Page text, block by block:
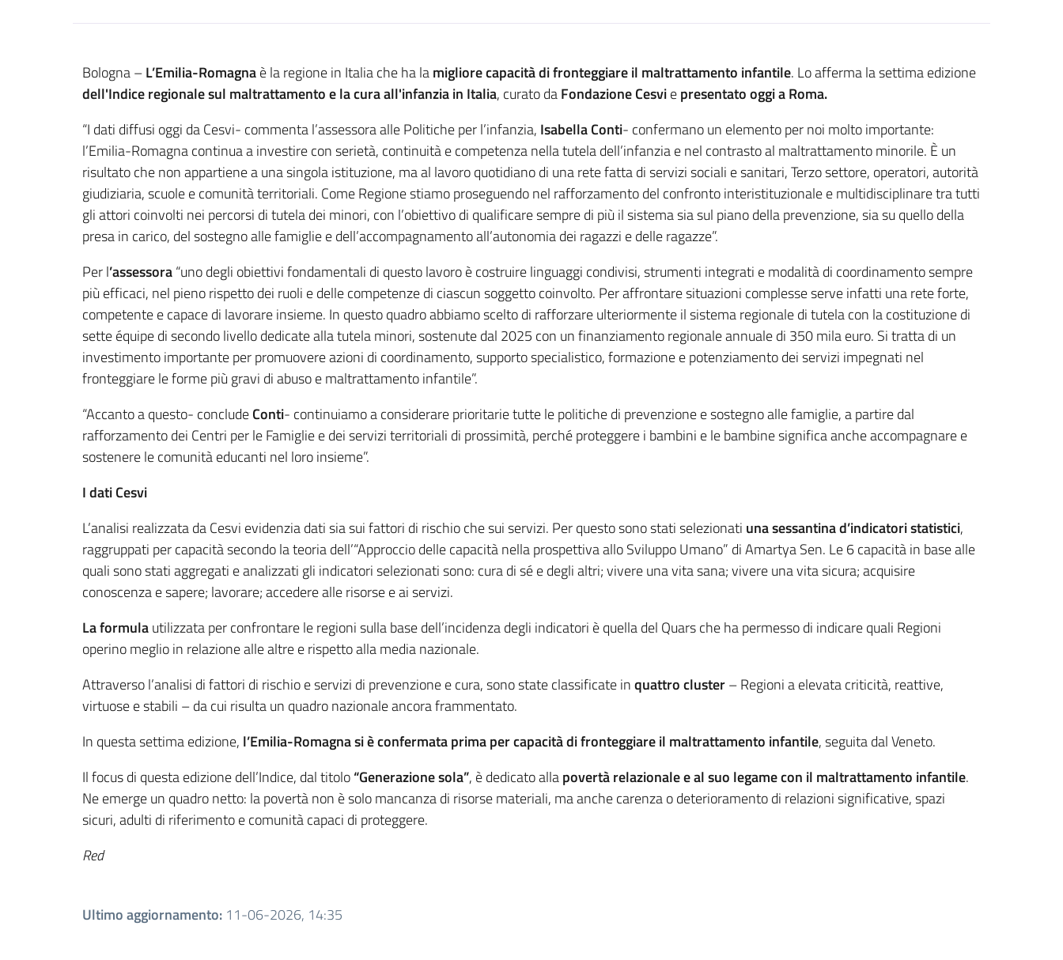
Contenuto
Bologna –L’Emilia-Romagnaè la regione in Italia che ha lamigliore capacità di fronteggiare il maltrattamento infantile. Lo afferma la settima edizione
dell'Indice regionale sul maltrattamento e la cura all'infanzia in Italia, curato daFondazione Cesviepresentato oggi a Roma.
“I dati diffusi oggi da Cesvi- commenta l’assessora alle Politiche per l’infanzia, Isabella Conti- confermano un elemento per noi molto importante:
l’Emilia-Romagna continua a investire con serietà, continuità e competenza nella tutela dell’infanzia e nel contrasto al maltrattamento minorile. È un
risultato che non appartiene a una singola istituzione, ma al lavoro quotidiano di una rete fatta di servizi sociali e sanitari, Terzo settore, operatori, autorità
giudiziaria, scuole e comunità territoriali. Come Regione stiamo proseguendo nel rafforzamento del confronto interistituzionale e multidisciplinare tra tutti
gli attori coinvolti nei percorsi di tutela dei minori, con l’obiettivo di qualificare sempre di più il sistema sia sul piano della prevenzione, sia su quello della
presa in carico, del sostegno alle famiglie e dell’accompagnamento all’autonomia dei ragazzi e delle ragazze”.
Per l’assessora“uno degli obiettivi fondamentali di questo lavoro è costruire linguaggi condivisi, strumenti integrati e modalità di coordinamento sempre
più efficaci, nel pieno rispetto dei ruoli e delle competenze di ciascun soggetto coinvolto. Per affrontare situazioni complesse serve infatti una rete forte,
competente e capace di lavorare insieme. In questo quadro abbiamo scelto di rafforzare ulteriormente il sistema regionale di tutela con la costituzione di
sette équipe di secondo livello dedicate alla tutela minori, sostenute dal 2025 con un finanziamento regionale annuale di 350 mila euro. Si tratta di un
investimento importante per promuovere azioni di coordinamento, supporto specialistico, formazione e potenziamento dei servizi impegnati nel
fronteggiare le forme più gravi di abuso e maltrattamento infantile”.
“Accanto a questo- concludeConti- continuiamo a considerare prioritarie tutte le politiche di prevenzione e sostegno alle famiglie, a partire dal
rafforzamento dei Centri per le Famiglie e dei servizi territoriali di prossimità, perché proteggere i bambini e le bambine significa anche accompagnare e
sostenere le comunità educanti nel loro insieme”.
I dati Cesvi
L’analisi realizzata da Cesvi evidenzia dati sia sui fattori di rischio che sui servizi. Per questo sono stati selezionati una sessantina d’indicatori statistici,
raggruppati per capacità secondo la teoria dell’“Approccio delle capacità nella prospettiva allo Sviluppo Umano” di Amartya Sen. Le 6 capacità in base alle
quali sono stati aggregati e analizzati gli indicatori selezionati sono: cura di sé e degli altri; vivere una vita sana; vivere una vita sicura; acquisire
conoscenza e sapere; lavorare; accedere alle risorse e ai servizi.
La formulautilizzata per confrontare le regioni sulla base dell’incidenza degli indicatori è quella del Quars che ha permesso di indicare quali Regioni
operino meglio in relazione alle altre e rispetto alla media nazionale.
Attraverso l’analisi di fattori di rischio e servizi di prevenzione e cura, sono state classificate inquattro cluster– Regioni a elevata criticità, reattive,
virtuose e stabili – da cui risulta un quadro nazionale ancora frammentato.
In questa settima edizione, l’Emilia-Romagna si è confermata prima per capacità di fronteggiare il maltrattamento infantile, seguita dal Veneto.
Il focus di questa edizione dell’Indice, dal titolo“Generazione sola”, è dedicato allapovertà relazionale e al suo legame con il maltrattamento infantile.
Ne emerge un quadro netto: la povertà non è solo mancanza di risorse materiali, ma anche carenza o deterioramento di relazioni significative, spazi
sicuri, adulti di riferimento e comunità capaci di proteggere.
Red
Ultimo aggiornamento: 11-06-2026, 14:35